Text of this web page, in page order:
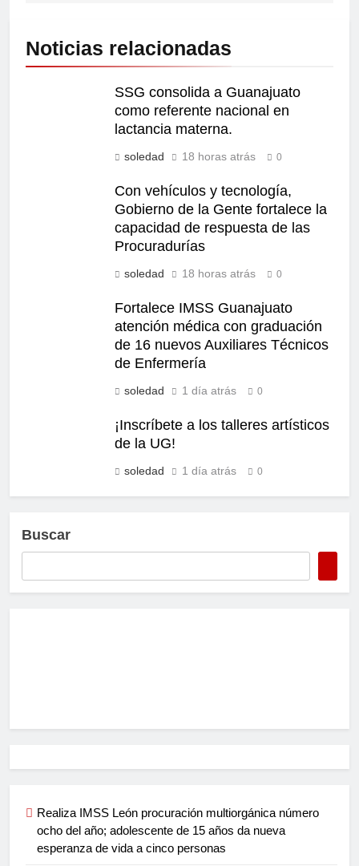
Noticias relacionadas
SSG consolida a Guanajuato
como referente nacional en
lactancia materna.
soledad 18 horas atrás 0
Con vehículos y tecnología,
Gobierno de la Gente fortalece la
capacidad de respuesta de las
Procuradurías
soledad 18 horas atrás 0
Fortalece IMSS Guanajuato
atención médica con graduación
de 16 nuevos Auxiliares Técnicos
de Enfermería
soledad 1 día atrás 0
¡Inscríbete a los talleres artísticos
de la UG!
soledad 1 día atrás 0
Buscar
Realiza IMSS León procuración multiorgánica número
ocho del año; adolescente de 15 años da nueva
esperanza de vida a cinco personas